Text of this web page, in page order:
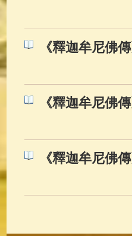
《釋迦牟尼佛
《釋迦牟尼佛
《釋迦牟尼佛